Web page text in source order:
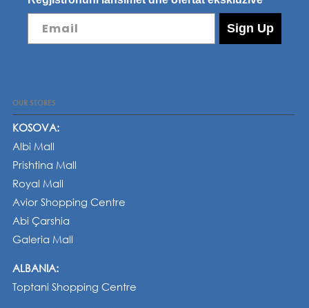
Email Sign Up
OUR STORES
KOSOVA:
Albi Mall
Prishtina Mall
Royal Mall
Avior Shopping Centre
Abi Çarshia
Galeria Mall
ALBANIA:
Toptani Shopping Centre